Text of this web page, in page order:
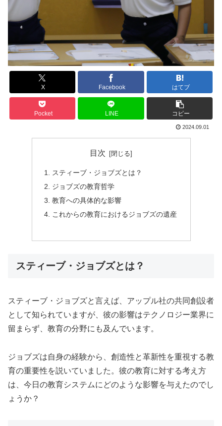
X Facebook はてブ
Pocket LINE コピー
2024.09.01
目次
スティーブ・ジョブズとは？
ジョブズの教育哲学
教育への具体的な影響
これからの教育におけるジョブズの遺産
スティーブ・ジョブズとは？
スティーブ・ジョブズと言えば、アップル社の共同創設者
として知られていますが、彼の影響はテクノロジー業界に
留まらず、教育の分野にも及んでいます。
ジョブズは自身の経験から、創造性と革新性を重視する教
育の重要性を説いていました。彼の教育に対する考え方
は、今日の教育システムにどのような影響を与えたのでし
ょうか？